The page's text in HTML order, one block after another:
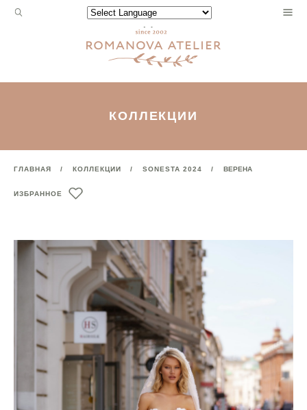
Запрос
Powered by
КОЛЛЕКЦИИ
ГЛАВНАЯ КОЛЛЕКЦИИ SONESTA 2024 ВЕРЕНА
ИЗБРАННОЕ